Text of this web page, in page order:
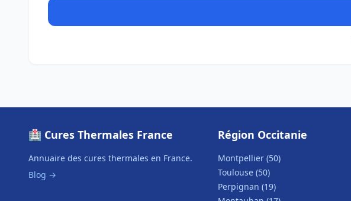
🏥 Cures Thermales France
Annuaire des cures thermales en France.
Blog →
Région Occitanie
Montpellier (50)
Toulouse (50)
Perpignan (19)